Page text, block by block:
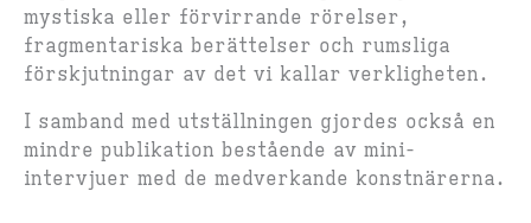
mystiska eller förvirrande rörelser,
fragmentariska berättelser och rumsliga
förskjutningar av det vi kallar verkligheten.
I samband med utställningen gjordes också en
mindre publikation bestående av mini-
intervjuer med de medverkande konstnärerna.